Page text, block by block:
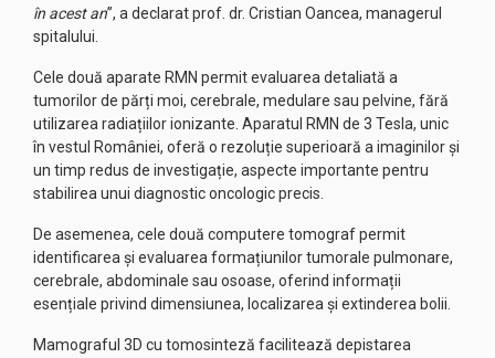
în acest an”, a declarat prof. dr. Cristian Oancea, managerul
spitalului.
Cele două aparate RMN permit evaluarea detaliată a
tumorilor de părți moi, cerebrale, medulare sau pelvine, fără
utilizarea radiațiilor ionizante. Aparatul RMN de 3 Tesla, unic
în vestul României, oferă o rezoluție superioară a imaginilor și
un timp redus de investigație, aspecte importante pentru
stabilirea unui diagnostic oncologic precis.
De asemenea, cele două computere tomograf permit
identificarea și evaluarea formațiunilor tumorale pulmonare,
cerebrale, abdominale sau osoase, oferind informații
esențiale privind dimensiunea, localizarea și extinderea bolii.
Mamograful 3D cu tomosinteză facilitează depistarea